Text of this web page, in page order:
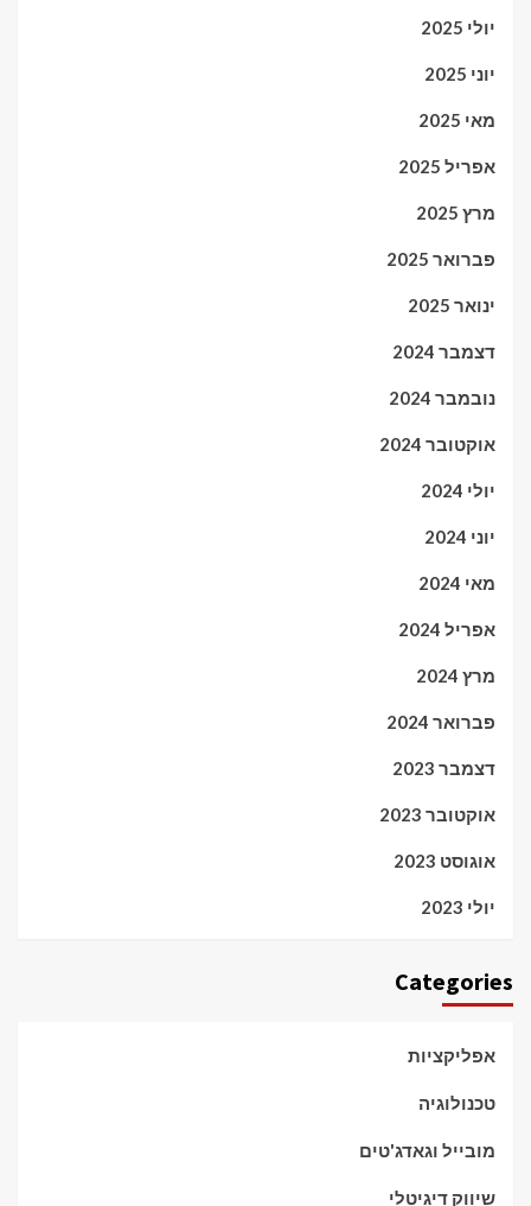
יולי 2025
יוני 2025
מאי 2025
אפריל 2025
מרץ 2025
פברואר 2025
ינואר 2025
דצמבר 2024
נובמבר 2024
אוקטובר 2024
יולי 2024
יוני 2024
מאי 2024
אפריל 2024
מרץ 2024
פברואר 2024
דצמבר 2023
אוקטובר 2023
אוגוסט 2023
יולי 2023
Categories
אפליקציות
טכנולוגיה
מובייל וגאדג'טים
שיווק דיגיטלי